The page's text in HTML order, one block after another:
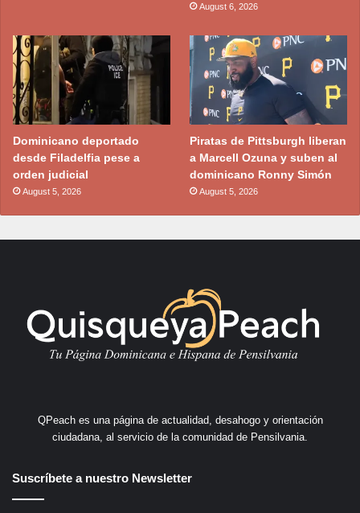
August 6, 2026
Dominicano deportado
desde Filadelfia pese a
orden judicial
August 5, 2026
Piratas de Pittsburgh liberan
a Marcell Ozuna y suben al
dominicano Ronny Simón
August 5, 2026
QPeach es una página de actualidad, desahogo y orientación
ciudadana, al servicio de la comunidad de Pensilvania.
Suscríbete a nuestro Newsletter